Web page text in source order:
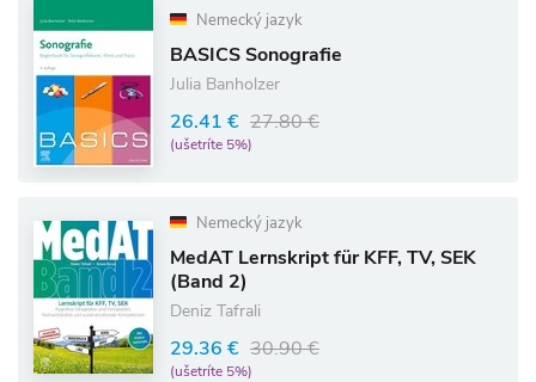
Nemecký jazyk
BASICS Sonografie
Julia Banholzer
26.41 € 27.80 €
(ušetríte 5%)
Nemecký jazyk
MedAT Lernskript für KFF, TV, SEK
(Band 2)
Deniz Tafrali
29.36 € 30.90 €
(ušetríte 5%)